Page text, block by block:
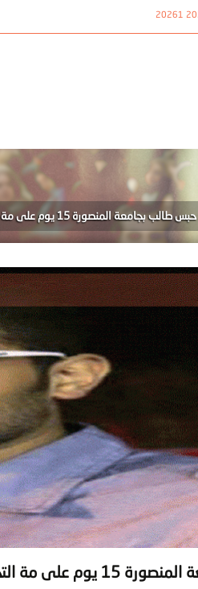
طالب بجامعة المنصورة 15 يوم على مة التحقيقات
على مة التحقيقات